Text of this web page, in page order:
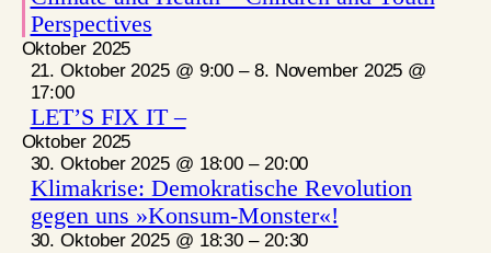
Perspectives
Oktober 2025
21. Oktober 2025 @ 9:00 – 8. November 2025 @
17:00
LET’S FIX IT –
Oktober 2025
30. Oktober 2025 @ 18:00 – 20:00
Klimakrise: Demokratische Revolution
gegen uns »Konsum-Monster«!
30. Oktober 2025 @ 18:30 – 20:30